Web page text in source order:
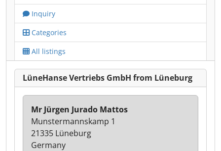
Inquiry
Categories
All listings
LüneHanse Vertriebs GmbH from Lüneburg
Mr Jürgen Jurado Mattos
Munstermannskamp 1
21335 Lüneburg
Germany